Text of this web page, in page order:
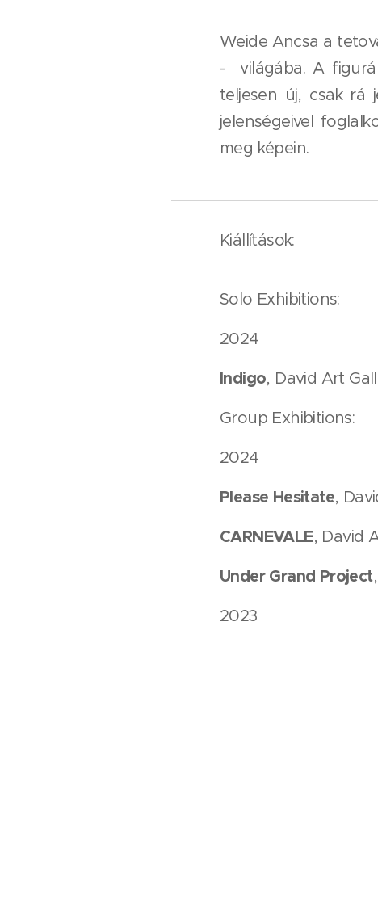
Weide Ancsa a
- világába. A
teljesen új, csak rá
jelenségeivel
meg képein.
Kiállítások:
Solo Exhibitions:
2024
Indigo, David Art
Group Exhibitions:
2024
Please Hesitate,
CARNEVALE, David
Under Grand Project
2023